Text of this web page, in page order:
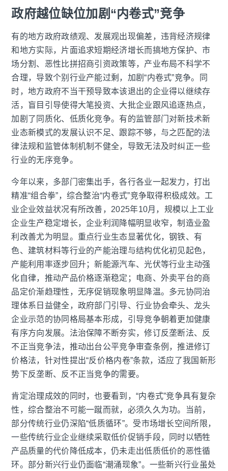
政府越位缺位加剧“内卷式”竞争
有的地方政府政绩观、发展观出现偏差，违背经济规律
和地方实际，片面追求短期经济增长而搞地方保护、市
场分割、恶性比拼招商引资政策等，产业布局不科学不
合理，导致个别行业产能过剩，加剧“内卷式”竞争。同
时，地方政府不当干预导致本该退出的企业得以继续存
活，盲目引导使得大笔投资、大批企业跟风追逐热点，
加剧了同质化、低质化竞争。有的监管部门对新技术新
业态新模式的发展认识不足、跟踪不够，与之匹配的法
律法规和监管体制机制不健全，导致无法及时纠正一些
行业的无序竞争。
今年以来，多部门密集出手，各行各业一起发力，打出
精准“组合拳”，综合整治“内卷式”竞争取得积极成效。工
业企业效益状况有所改善，2025年10月，规模以上工业
企业生产稳定增长，企业利润降幅明显收窄，制造业盈
利改善尤为明显。重点行业生态显著优化，钢铁、有
色、建筑材料等行业的产能治理与结构优化初见起色，
产能利用率逐步回升；新能源汽车、光伏等行业主动强
化自律，推动产品价格逐渐稳定；电商、外卖平台的商
品定价渐趋理性，无序促销现象明显降温。多元协同治
理体系日益健全，政府部门引导、行业协会牵头、龙头
企业示范的协同格局基本形成，引导竞争朝着更加健康
有序方向发展。法治保障不断夯实，修订反垄断法、反
不正当竞争法，推动出台公平竞争审查条例，推进修订
价格法，针对性提出“反价格内卷”条款，适应了我国新形
势下反垄断、反不正当竞争的需要。
肯定治理成效的同时，也要看到，“内卷式”竞争具有复杂
性，综合整治不可能一蹴而就，必须久久为功。当前，
部分传统行业仍深陷“低质循环”。受市场增长空间所限，
一些传统行业企业继续采取低价促销手段，同时以牺牲
产品质量的代价降低成本，仍未走出低质低价的恶性循
环。部分新兴行业仍面临“潮涌现象”。一些新兴行业虽处